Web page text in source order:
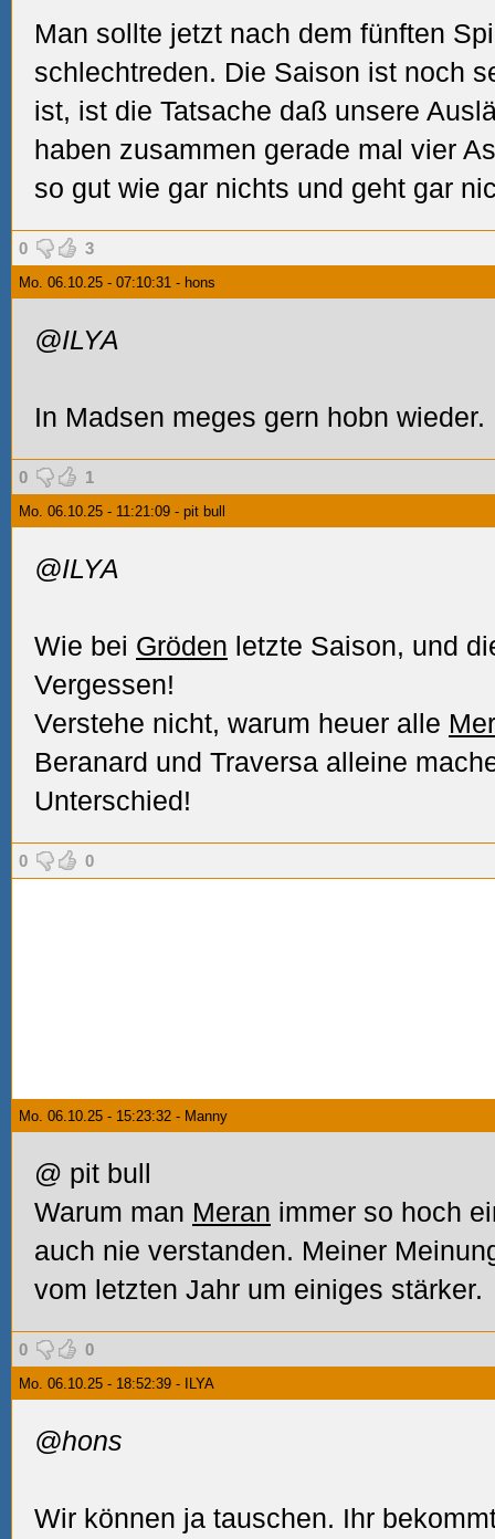
Man sollte jetzt nach dem fünften
schlechtreden. Die Saison ist noch
ist, ist die Tatsache daß unsere
haben zusammen gerade mal vier
so gut wie gar nichts und geht gar
0 3
Mo. 06.10.25 - 07:10:31 - hons
@ILYA
In Madsen meges gern hobn
0 1
Mo. 06.10.25 - 11:21:09 - pit bull
@ILYA
Wie bei Gröden letzte Saison, und
Vergessen!
Verstehe nicht, warum heuer alle
Beranard und Traversa alleine
Unterschied!
0 0
Mo. 06.10.25 - 15:23:32 - Manny
@ pit bull
Warum man Meran immer so hoch
auch nie verstanden. Meiner
vom letzten Jahr um einiges stärker.
0 0
Mo. 06.10.25 - 18:52:39 - ILYA
@hons
Wir können ja tauschen. Ihr